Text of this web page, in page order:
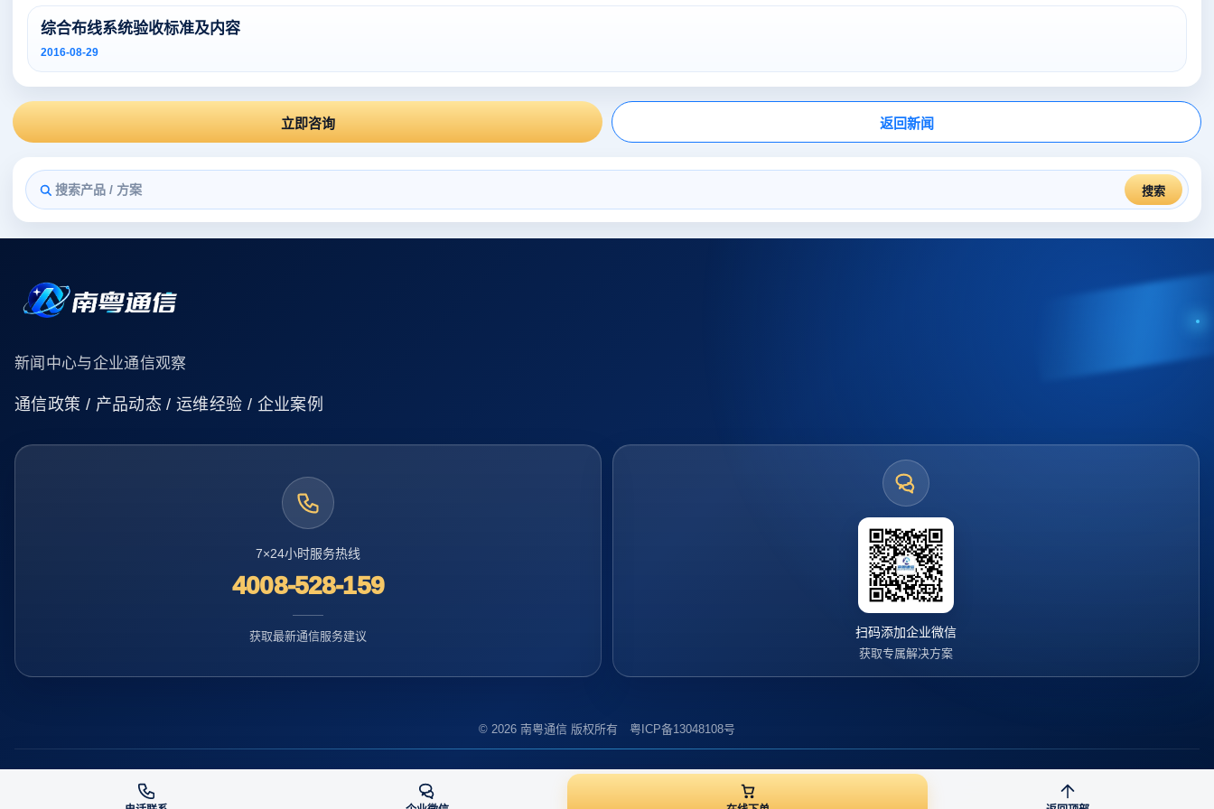
综合布线系统验收标准及内容
2016-08-29
立即咨询 返回新闻
搜索
新闻中心与企业通信观察
通信政策 / 产品动态 / 运维经验 / 企业案例
7×24小时服务热线
4008-528-159
获取最新通信服务建议 扫码添加企业微信
获取专属解决方案
© 2026 南粤通信 版权所有 粤ICP备13048108号